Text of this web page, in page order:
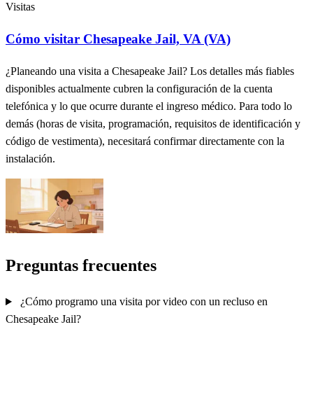
Visitas
Cómo visitar Chesapeake Jail, VA (VA)
¿Planeando una visita a Chesapeake Jail? Los detalles más fiables
disponibles actualmente cubren la configuración de la cuenta
telefónica y lo que ocurre durante el ingreso médico. Para todo lo
demás (horas de visita, programación, requisitos de identificación y
código de vestimenta), necesitará confirmar directamente con la
instalación.
Preguntas frecuentes
¿Cómo programo una visita por video con un recluso en
Chesapeake Jail?